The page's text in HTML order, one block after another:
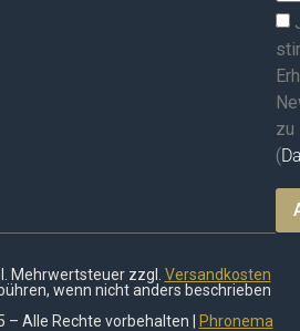
zu
(
Mehrwertsteuer zzgl. Versandkosten
wenn nicht anders beschrieben
Alle Rechte vorbehalten |
Phronema